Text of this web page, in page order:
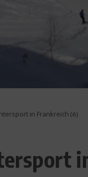
in Frankreich (6)